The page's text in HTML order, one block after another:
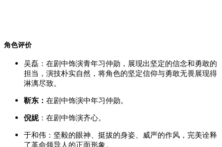
角色评价
吴磊：在剧中饰演青年习仲勋，展现出坚定的信念和勇敢的
担当，演技朴实自然，将角色的坚定信仰与勇敢无畏展现得
淋漓尽致。
靳东 ： 在剧中饰演中年习仲勋。
倪妮：在剧中饰演齐心。
于和伟：坚毅的眼神、挺拔的身姿、威严的作风，完美诠释
了革命领导人的正面形象。